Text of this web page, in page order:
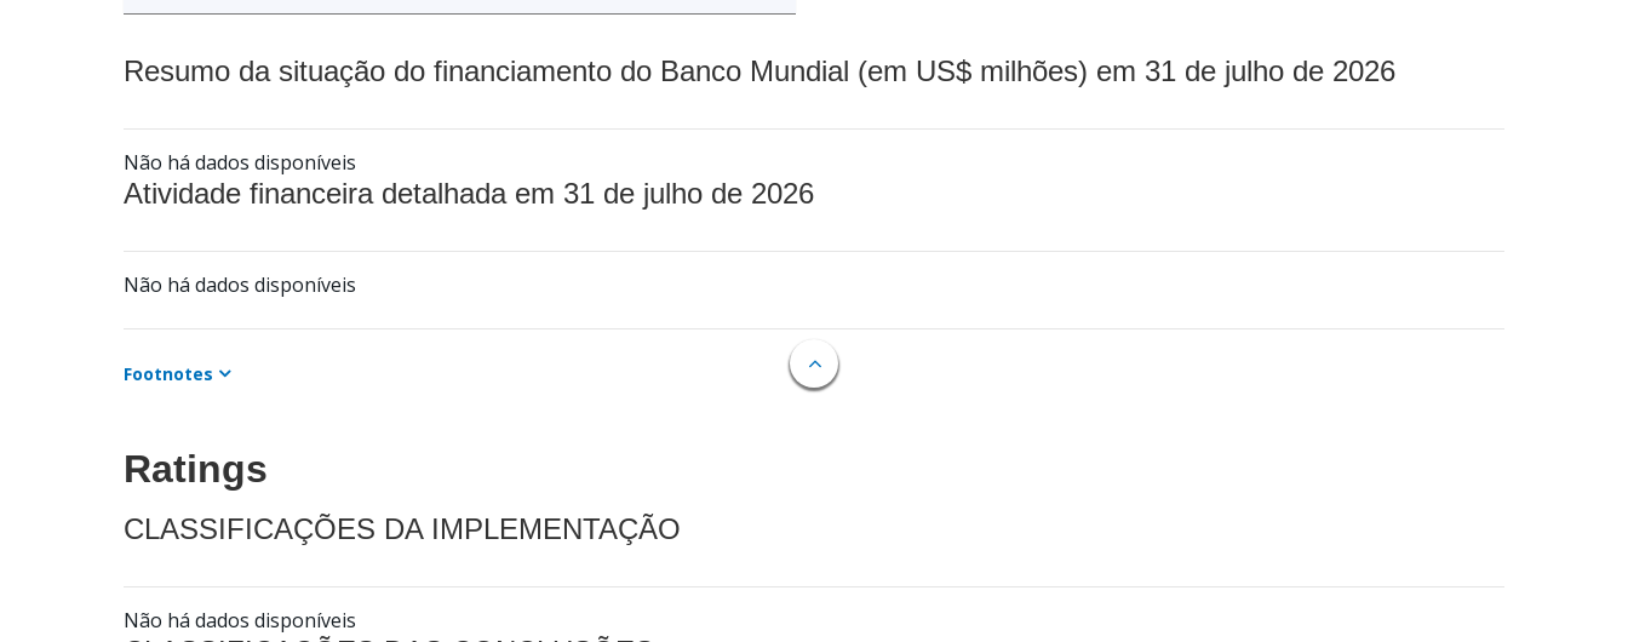
Resumo da situação do financiamento do Banco Mundial (em US$ milhões) em 31 de julho de 2026
Não há dados disponíveis
Atividade financeira detalhada em 31 de julho de 2026
Não há dados disponíveis
Footnotes
Ratings
CLASSIFICAÇÕES DA IMPLEMENTAÇÃO
Não há dados disponíveis